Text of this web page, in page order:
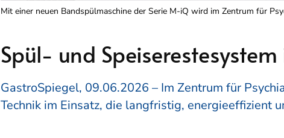
Mit einer neuen Bandspülmaschine der Serie M-iQ wird im Zentrum für
Spül- und
GastroSpiegel, 09.06.2026 – Im Zentrum für
Technik im Einsatz, die langfristig, energieeffizient